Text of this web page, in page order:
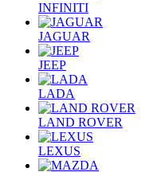
INFINITI
JAGUAR
JEEP
LADA
LAND ROVER
LEXUS